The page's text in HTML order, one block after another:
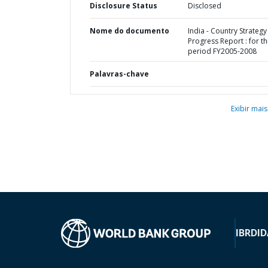
Disclosure Status Disclosed
Nome do documento
India - Country Strategy
Progress Report : for
period FY2005-2008
Palavras-chave
Exibir mais
IBRD